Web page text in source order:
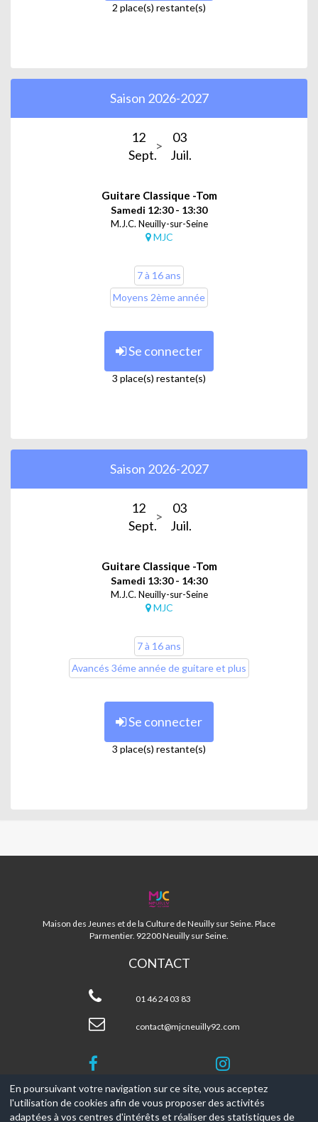
2 place(s) restante(s)
Saison 2026-2027
12
Sept.
03
Juil.
Guitare Classique -Tom
Samedi 12:30 - 13:30
M.J.C. Neuilly-sur-Seine
MJC
7 à 16 ans
Moyens 2ème année
Se connecter
3 place(s) restante(s)
Saison 2026-2027
12
Sept.
03
Juil.
Guitare Classique -Tom
Samedi 13:30 - 14:30
M.J.C. Neuilly-sur-Seine
MJC
7 à 16 ans
Avancés 3éme année de guitare et plus
Se connecter
3 place(s) restante(s)
MJC
NEUILLY
92
Maison des Jeunes et de la Culture de Neuilly sur Seine. Place
Parmentier. 92200 Neuilly sur Seine.
CONTACT
Neuilly
01 46 24 03 83
contact@mjcneuilly92.com
© 2017-2026, Ce site est propulsé par Aniapps.fr
En poursuivant votre navigation sur ce site, vous acceptez
l'utilisation de cookies afin de vous proposer des activités
adaptées à vos centres d'intérêts et réaliser des statistiques de